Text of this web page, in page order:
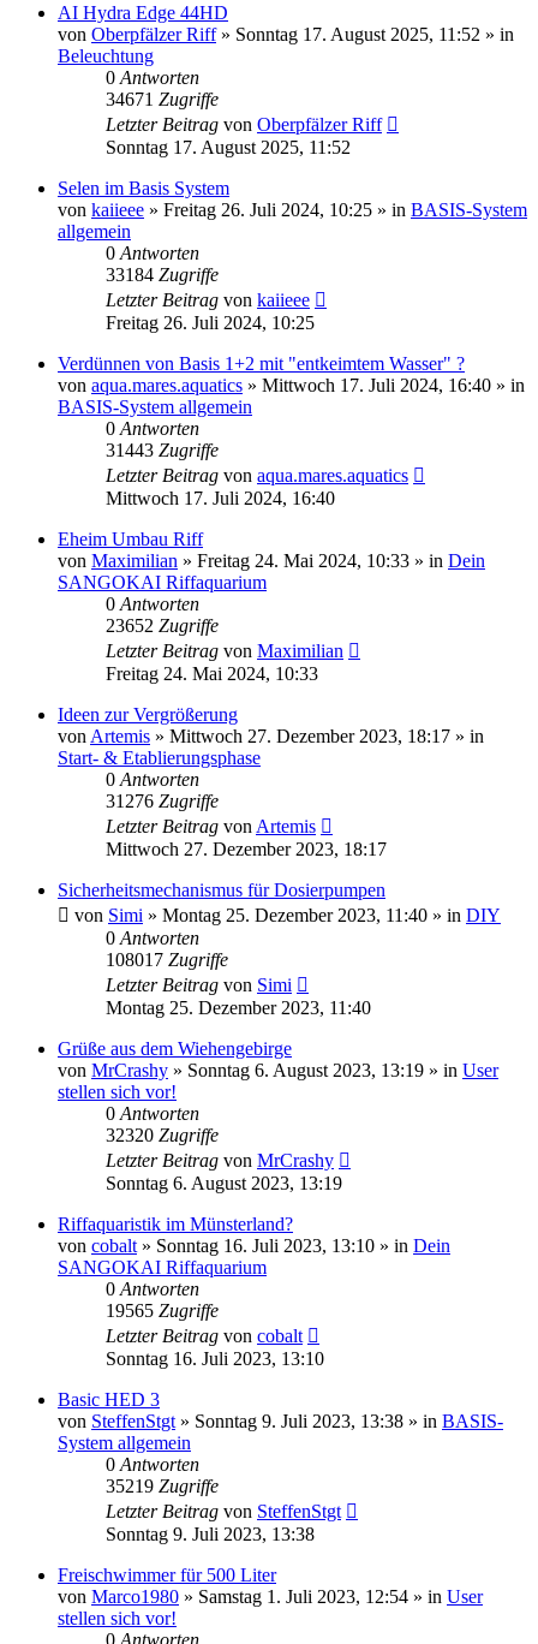
AI Hydra Edge 44HD
von Oberpfälzer Riff» Sonntag 17. August 2025, 11:52 » in
Beleuchtung
0 Antworten
34671 Zugriffe
Letzter Beitrag von Oberpfälzer Riff
Sonntag 17. August 2025, 11:52
Selen im Basis System
von kaiieee » Freitag 26. Juli 2024, 10:25 » in BASIS-System
allgemein
0 Antworten
33184 Zugriffe
Letzter Beitrag von kaiieee
Freitag 26. Juli 2024, 10:25
Verdünnen von Basis 1+2 mit "entkeimtem Wasser" ?
von aqua.mares.aquatics » Mittwoch 17. Juli 2024, 16:40 » in
BASIS-System allgemein
0 Antworten
31443 Zugriffe
Letzter Beitrag von aqua.mares.aquatics
Mittwoch 17. Juli 2024, 16:40
Eheim Umbau Riff
von Maximilian » Freitag 24. Mai 2024, 10:33 » in Dein
SANGOKAI Riffaquarium
0 Antworten
23652 Zugriffe
Letzter Beitrag von Maximilian
Freitag 24. Mai 2024, 10:33
Ideen zur Vergrößerung
von Artemis » Mittwoch 27. Dezember 2023, 18:17 » in
Start- & Etablierungsphase
0 Antworten
31276 Zugriffe
Letzter Beitrag von Artemis
Mittwoch 27. Dezember 2023, 18:17
Sicherheitsmechanismus für Dosierpumpen
von Simi » Montag 25. Dezember 2023, 11:40 » in DIY
0 Antworten
108017 Zugriffe
Letzter Beitrag von Simi
Montag 25. Dezember 2023, 11:40
Grüße aus dem Wiehengebirge
von MrCrashy » Sonntag 6. August 2023, 13:19 » in User
stellen sich vor!
0 Antworten
32320 Zugriffe
Letzter Beitrag von MrCrashy
Sonntag 6. August 2023, 13:19
Riffaquaristik im Münsterland?
von cobalt » Sonntag 16. Juli 2023, 13:10 » in Dein
SANGOKAI Riffaquarium
0 Antworten
19565 Zugriffe
Letzter Beitrag von cobalt
Sonntag 16. Juli 2023, 13:10
Basic HED 3
von SteffenStgt » Sonntag 9. Juli 2023, 13:38 » in BASIS-
System allgemein
0 Antworten
35219 Zugriffe
Letzter Beitrag von SteffenStgt
Sonntag 9. Juli 2023, 13:38
Freischwimmer für 500 Liter
von Marco1980 » Samstag 1. Juli 2023, 12:54 » in User
stellen sich vor!
0 Antworten